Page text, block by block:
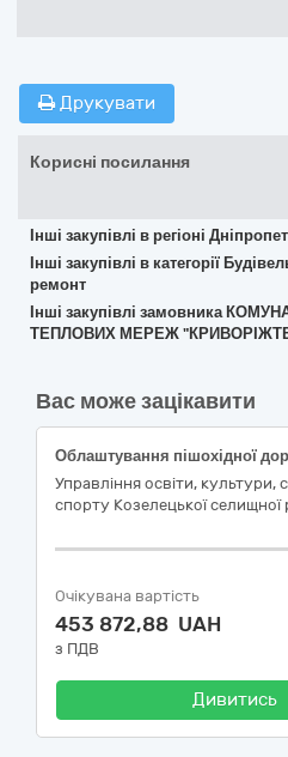
Друкувати
Корисні посилання
Інші закупівлі в регіоні
Інші закупівлі в категорії
ремонт
Інші закупівлі замовника
ТЕПЛОВИХ МЕРЕЖ
Вас може зацікавити
Управління освіти, культури,
спорту Козелецької селищної
Очікувана вартість
453 872,88 UAH
з ПДВ
Дивитись